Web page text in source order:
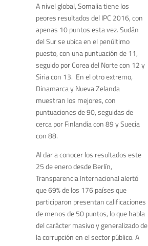
A nivel global, Somalia tiene los
peores resultados del IPC 2016, con
apenas 10 puntos esta vez. Sudán
del Sur se ubica en el penúltimo
puesto, con una puntuación de 11,
seguido por Corea del Norte con 12 y
Siria con 13. En el otro extremo,
Dinamarca y Nueva Zelanda
muestran los mejores, con
puntuaciones de 90, seguidas de
cerca por Finlandia con 89 y Suecia
con 88.
Al dar a conocer los resultados este
25 de enero desde Berlín,
Transparencia Internacional alertó
que 69% de los 176 países que
participaron presentan calificaciones
de menos de 50 puntos, lo que habla
del carácter masivo y generalizado de
la corrupción en el sector público. A